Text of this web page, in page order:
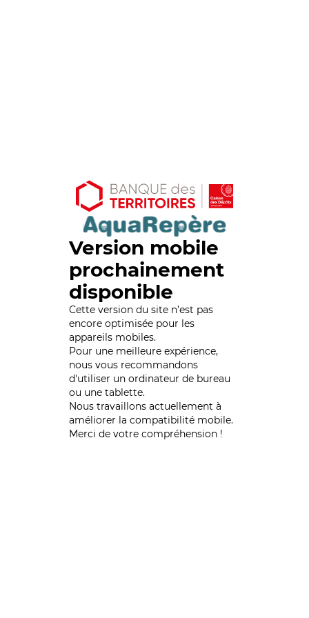
Version mobile
prochainement
disponible
Cette version du site n’est pas
encore optimisée pour les
appareils mobiles.
Pour une meilleure expérience,
nous vous recommandons
d'utiliser un ordinateur de bureau
ou une tablette.
Nous travaillons actuellement à
améliorer la compatibilité mobile.
Merci de votre compréhension !